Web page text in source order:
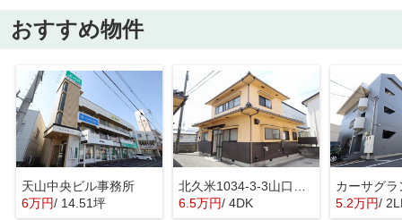
おすすめ物件
天山中央ビル事務所
6万円/ 14.51坪
北久米1034-3-3山口戸建
6.5万円/ 4DK
カーサグラ
5.2万円/